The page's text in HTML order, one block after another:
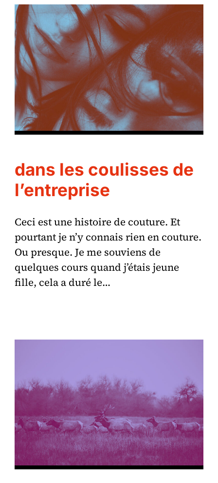
dans les coulisses de
l’entreprise
Ceci est une histoire de couture. Et
pourtant je n’y connais rien en couture.
Ou presque. Je me souviens de
quelques cours quand j’étais jeune
fille, cela a duré le…